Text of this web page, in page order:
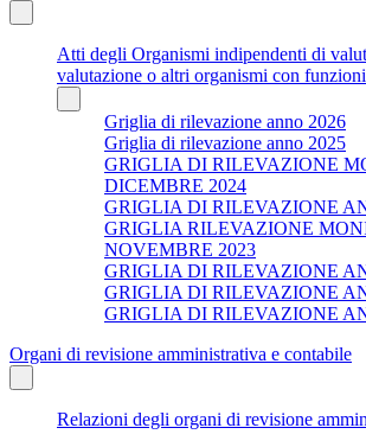
Atti degli Organismi indipendenti di
valutazione o altri organismi con
Griglia di rilevazione anno 2026
Griglia di rilevazione anno 2025
GRIGLIA DI RILEVAZIONE
DICEMBRE 2024
GRIGLIA DI RILEVAZIONE
GRIGLIA RILEVAZIONE
NOVEMBRE 2023
GRIGLIA DI RILEVAZIONE
GRIGLIA DI RILEVAZIONE
GRIGLIA DI RILEVAZIONE
Organi di revisione amministrativa e contabile
Relazioni degli organi di revisione